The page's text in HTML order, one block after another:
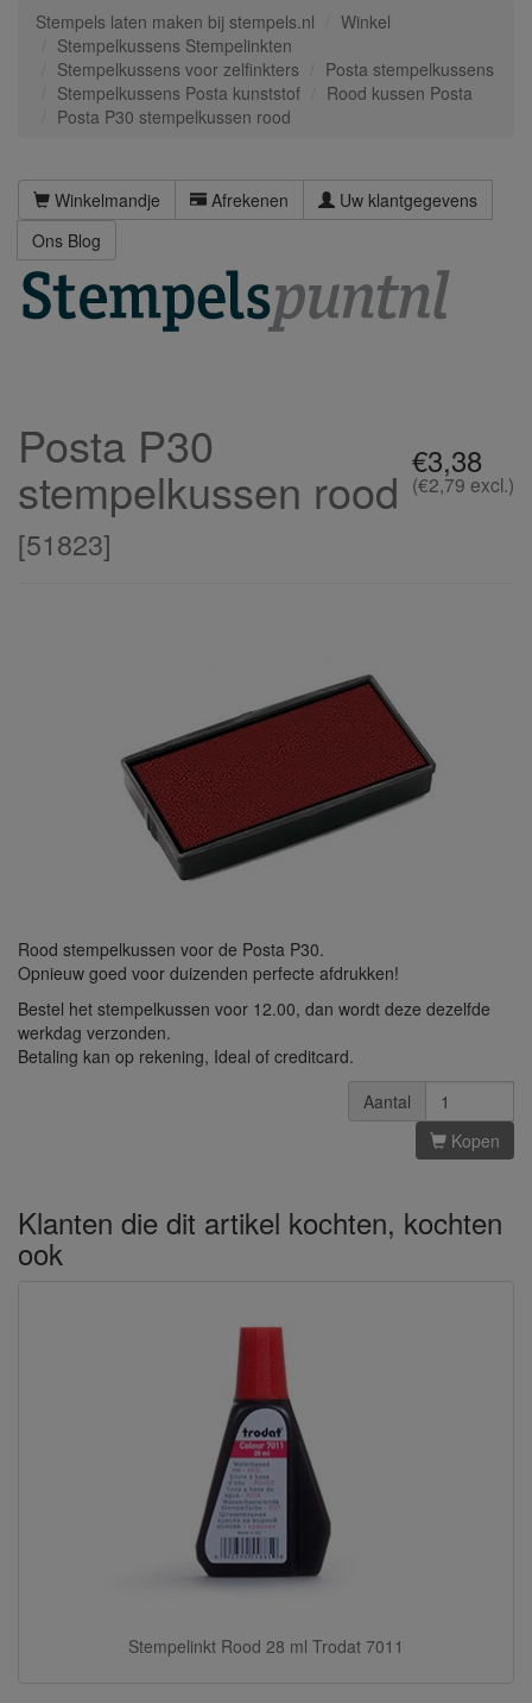
Stempels laten maken bij stempels.nl
Winkel
Stempelkussens Stempelinkten
Stempelkussens voor zelfinkters
Posta stempelkussens
Stempelkussens Posta kunststof
Rood kussen Posta
Posta P30 stempelkussen rood
Winkelmandje Afrekenen
Uw klantgegevens
Ons Blog
€3,38
(€2,79 excl.)
Posta P30
stempelkussen rood
[51823]
Rood stempelkussen voor de Posta P30.
Opnieuw goed voor duizenden perfecte afdrukken!
Bestel het stempelkussen voor 12.00, dan wordt deze dezelfde
werkdag verzonden.
Betaling kan op rekening, Ideal of creditcard.
Aantal
Kopen
Klanten die dit artikel kochten, kochten
ook
Stempelinkt Rood 28 ml Trodat 7011